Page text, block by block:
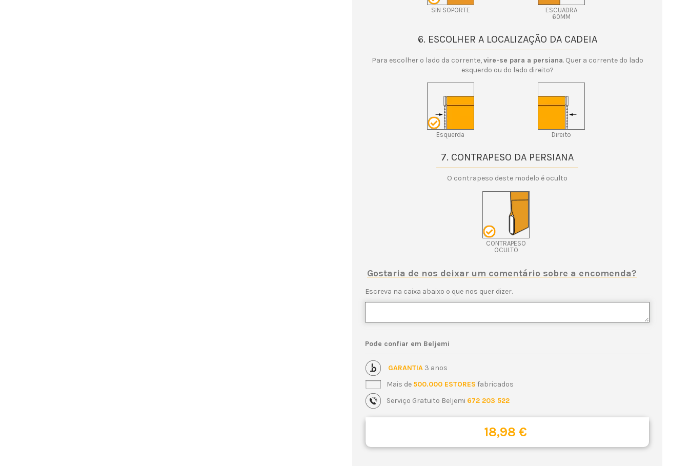
SIN SOPORTE
ESCUADRA
60MM
6. ESCOLHER A LOCALIZAÇÃO DA CADEIA
Para escolher o lado da corrente,vire-se para a persiana. Quer a corrente do lado
esquerdo ou do lado direito?
Esquerda Direito
7. CONTRAPESO DA PERSIANA
O contrapeso deste modelo é oculto
CONTRAPESO
OCULTO
Gostaria de nos deixar um comentário sobre a encomenda?
Escreva na caixa abaixo o que nos quer dizer.
Pode confiar em Beljemi
GARANTIA 3 anos
Mais de 500.000 ESTORES fabricados
Serviço Gratuito Beljemi 672 203 522
18,98 €